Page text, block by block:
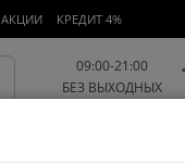
АКЦИИ КРЕДИТ 4%
09:00-21:00
БЕЗ ВЫХОДНЫХ